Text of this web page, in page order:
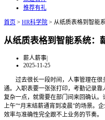
推荐有礼
首页 > HR科学院 > 从纸质表格到智能
从纸质表格到智能系统：
薪人薪事|
2025-11-25
过去很长一段时间，人事管理在很
通。入职表要一张张打印，考勤记录
复杂一点，就需要在部门间来回确认
上午”“月末结薪通宵到凌晨”的场景。
效率与准确性完全跟不上业务的节奏。